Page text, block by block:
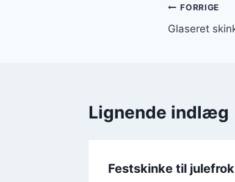
FORRIGE
Glaseret
Lignende indlæg
Festskinke til